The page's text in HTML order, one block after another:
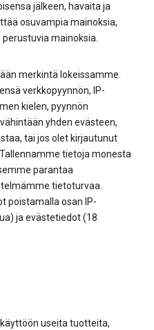
jälkeen, havaita ja
osuvampia mainoksia,
mainoksia.
merkintä lokeissamme.
verkkopyynnön, IP-
kielen, pyynnön
yhden evästeen,
tai jos olet kirjautunut
tietoja monesta
parantaa
tietoturvaa.
poistamalla osan IP-
ja evästetiedot (18
useita tuotteita,